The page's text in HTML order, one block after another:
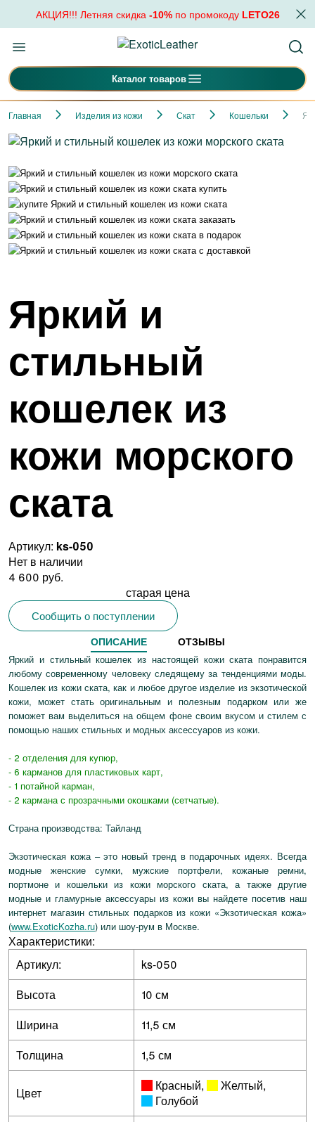
АКЦИЯ!!! Летняя скидка -10%по промокоду LETO26
Каталог товаров
Главная Изделия из кожи Скат Кошельки
Яркий и
стильный
кошелек из
кожи морского
ската
Артикул: ks-050
Нет в наличии
4 600 руб.
старая цена
Сообщить о поступлении
ОПИСАНИЕ ОТЗЫВЫ
Яркий и стильный кошелек из настоящей кожи ската понравится
любому современному человеку следящему за тенденциями моды.
Кошелек из кожи ската, как и любое другое изделие из экзотической
кожи, может стать оригинальным и полезным подарком или же
поможет вам выделиться на общем фоне своим вкусом и стилем с
помощью наших стильных и модных аксессуаров из кожи.
- 2 отделения для купюр,
- 6 карманов для пластиковых карт,
- 1 потайной карман,
- 2 кармана с прозрачными окошками (сетчатые).
Страна производства: Тайланд
Экзотическая кожа – это новый тренд в подарочных идеях. Всегда
модные женские сумки, мужские портфели, кожаные ремни,
портмоне и кошельки из кожи морского ската, а также другие
модные и гламурные аксессуары из кожи вы найдете посетив наш
интернет магазин стильных подарков из кожи «Экзотическая кожа»
(www.ExoticKozha.ru) или шоу-рум в Москве.
Характеристики:
Артикул:
ks-050
Высота
10 см
Ширина
11,5 см
Толщина
1,5 см
Цвет Красный, Желтый,
Голубой